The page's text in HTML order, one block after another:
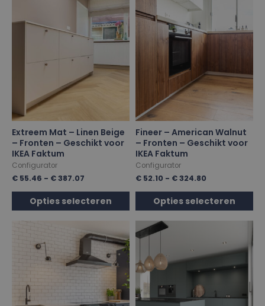
Extreem Mat – Linen Beige
– Fronten – Geschikt voor
IKEA Faktum
Configurator
€ 55.46 - €387.07
Opties selecteren
Fineer – American Walnut
– Fronten – Geschikt voor
IKEA Faktum
Configurator
€ 52.10 - €324.80
Opties selecteren